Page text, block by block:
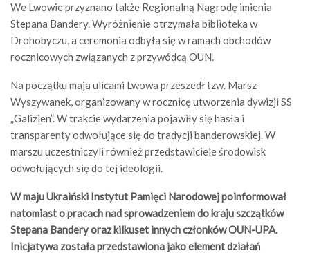
We Lwowie przyznano także Regionalną Nagrodę imienia
Stepana Bandery. Wyróżnienie otrzymała biblioteka w
Drohobyczu, a ceremonia odbyła się w ramach obchodów
rocznicowych związanych z przywódcą OUN.
Na początku maja ulicami Lwowa przeszedł tzw. Marsz
Wyszywanek, organizowany w rocznicę utworzenia dywizji SS
„Galizien”. W trakcie wydarzenia pojawiły się hasła i
transparenty odwołujące się do tradycji banderowskiej. W
marszu uczestniczyli również przedstawiciele środowisk
odwołujących się do tej ideologii.
W maju Ukraiński Instytut Pamięci Narodowej poinformował
natomiast o pracach nad sprowadzeniem do kraju szczątków
Stepana Bandery oraz kilkuset innych członków OUN-UPA.
Inicjatywa została przedstawiona jako element działań